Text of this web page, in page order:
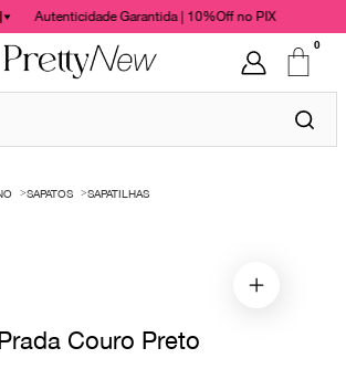
Autenticidade Garantida | 10%Off no PIX
0
SAPATOS SAPATILHAS
Couro Preto